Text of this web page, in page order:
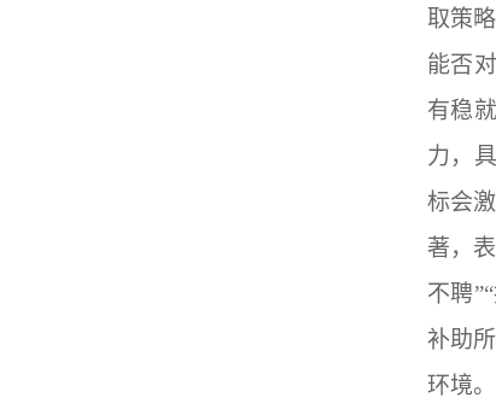
取策
能否
有稳
力，
标会
著，
不聘
补助
环境。